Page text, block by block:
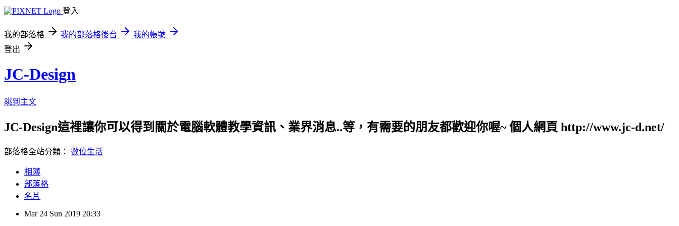
登入
我的部落格 我的部落格後台
我的帳號
登出
JC-Design
跳到主文
JC-Design這裡讓你可以得到關於電腦軟體教學資訊、業界消息..等，有需要的朋友都歡迎你喔~ 個人網頁 http://www.jc-d.net/
部落格全站分類： 數位生活
相簿
部落格
名片
Mar 24 Sun 2019 20:33